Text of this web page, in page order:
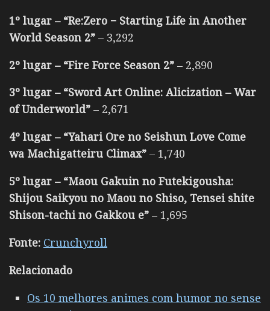
1º lugar – “Re:Zero − Starting Life in Another
World Season 2” – 3,292
2º lugar – “Fire Force Season 2” – 2,890
3º lugar – “Sword Art Online: Alicization – War
of Underworld” – 2,671
4º lugar – “Yahari Ore no Seishun Love Come
wa Machigatteiru Climax” – 1,740
5º lugar – “Maou Gakuin no Futekigousha:
Shijou Saikyou no Maou no Shiso, Tensei shite
Shison-tachi no Gakkou e” – 1,695
Fonte: Crunchyroll
Relacionado
Os 10 melhores animes com humor no sense